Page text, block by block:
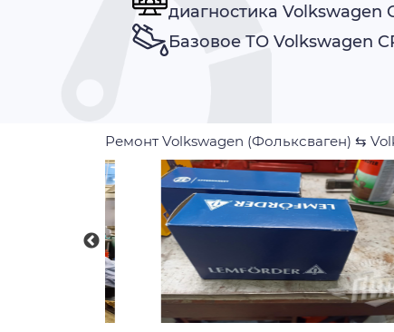
диагностика Volkswagen
Базовое ТО Volkswagen
Ремонт Volkswagen (Фольксваген) ⇆